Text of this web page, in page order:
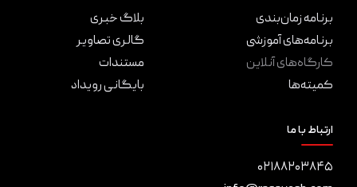
برنامه زمان‌بندی
برنامه‌های آموزشی
کارگاه‌های آنلاین
کمیته‌‌ها
بلاگ خبری
گالری تصاویر
مستندات
بایگانی رویداد
ارتباط با ما
۰۲۱۸۸۲۰۳۸۴۵